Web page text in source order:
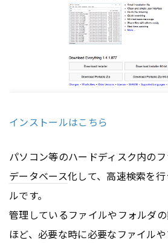
インストールはこちら
パソコン等のハードディスク内の
データベース化して、高速検索を
ルです。
管理しているファイルやフォルダ
ほど、必要な時に必要なファイル